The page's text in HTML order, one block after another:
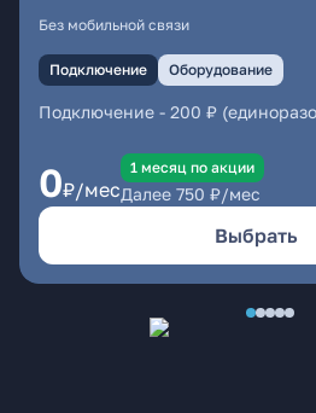
Без мобильной связи
Подключение Оборудование
Подключение - 200 ₽
0₽/мес
1 месяц по акции
Далее 750 ₽/мес
Выбрать